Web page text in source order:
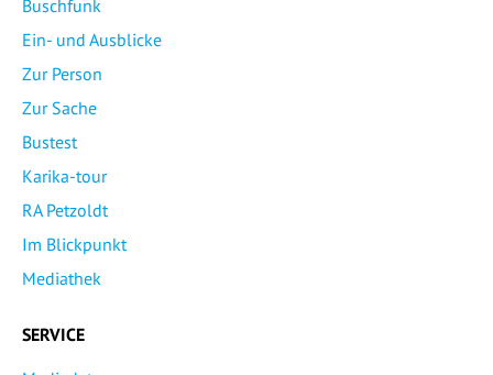
Buschfunk
Ein- und Ausblicke
Zur Person
Zur Sache
Bustest
Karika-tour
RA Petzoldt
Im Blickpunkt
Mediathek
SERVICE